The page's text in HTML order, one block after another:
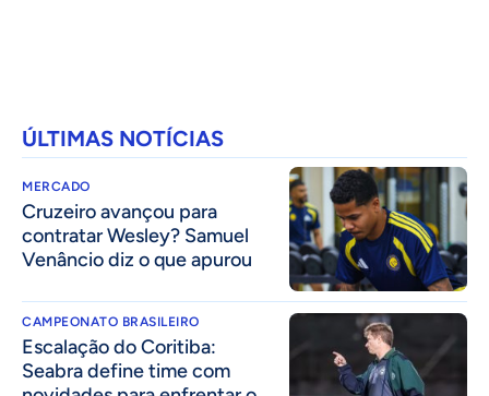
ÚLTIMAS NOTÍCIAS
MERCADO
Cruzeiro avançou para
contratar Wesley? Samuel
Venâncio diz o que apurou
CAMPEONATO BRASILEIRO
Escalação do Coritiba:
Seabra define time com